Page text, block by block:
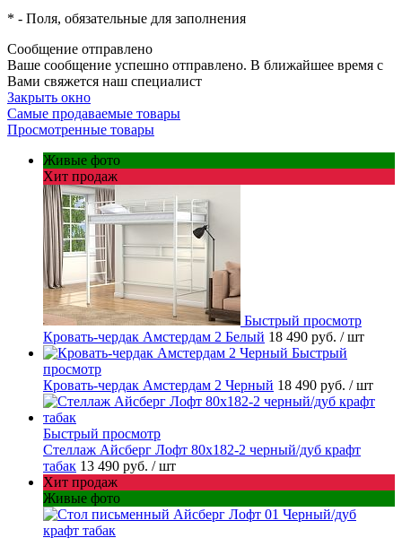
* - Поля, обязательные для заполнения
Сообщение отправлено
Ваше сообщение успешно отправлено. В ближайшее время с
Вами свяжется наш специалист
Закрыть окно
Самые продаваемые товары
Просмотренные товары
Живые фото
Хит продаж
Быстрый просмотр
Кровать-чердак Амстердам 2 Белый 18 490 руб. / шт
Быстрый
просмотр
Кровать-чердак Амстердам 2 Черный 18 490 руб. / шт
Быстрый просмотр
Стеллаж Айсберг Лофт 80х182-2 черный/дуб крафт
табак 13 490 руб. / шт
Хит продаж
Живые фото